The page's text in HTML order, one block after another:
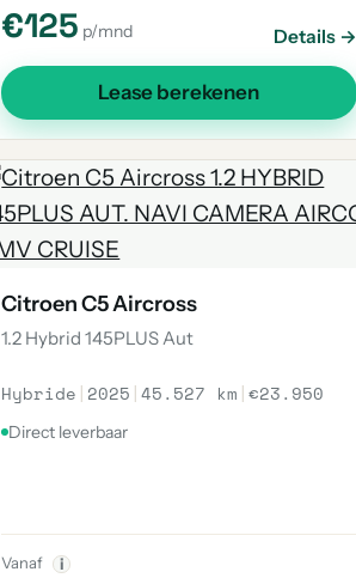
€125 p/mnd Details →
Lease berekenen
Citroen C5 Aircross
1.2 Hybrid 145PLUS Aut
Hybride | 2025 |45.527 km |€23.950
Direct leverbaar
Vanaf i